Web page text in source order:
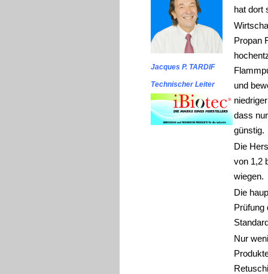
Jacques P. TARDIF
Technischer Leiter
hat dort
Propan
und
dass
günstig.
Die
von 1,2
wiegen.
Die
Prüfung
Nur